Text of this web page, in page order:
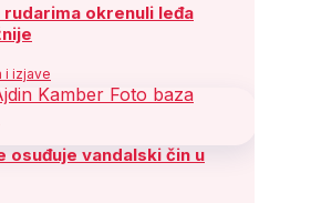
okrenuli leđa
i izjave
osuđuje vandalski čin u